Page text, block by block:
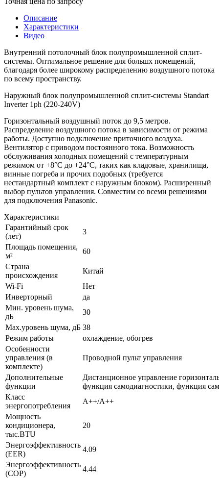
Описание
Характеристики
Видео
Внутренний потолочный блок полупромышленной сплит-
системы. Оптимальное решение для большх помещений,
благодаря более широкому распределению воздушного потока
по всему пространству.
Наружный блок полупромышленной сплит-системы Standart
Inverter 1ph (220-240V)
Горизонтальный воздушный поток до 9,5 метров.
Распределение воздушного потока в зависимости от режима
работы. Доступно подключение приточного воздуха.
Вентилятор с приводом постоянного тока. Возможность
обслуживания холодных помещений с температурным
режимом от +8°С до +24°С, таких как кладовые, хранилища,
винные погреба и прочих подобных (требуется
нестандартный комплект с наружным блоком). Расширенный
выбор пультов управления. Совместим со всеми решениями
для подключения Panasonic.
Характеристики
Гарантийный срок
(лет)
3
Площадь помещения,
м²
60
Страна
происхождения
Китай
Wi-Fi
Нет
Инверторный
да
Мин. уровень шума,
дБ
30
Max.уровень шума, дБ 38
Режим работы
охлаждение, обогрев
Особенности
управления (в
комплекте)
Проводной пульт управления
Дополнительные
функции
Дистанционное управление
функция самодиагностики, функция
Класс
энергопотребления
A++/A++
Мощность
кондиционера,
тыс.BTU
20
Энергоэффективность
(EER)
4.09
Энергоэффективность
(COP)
4.44